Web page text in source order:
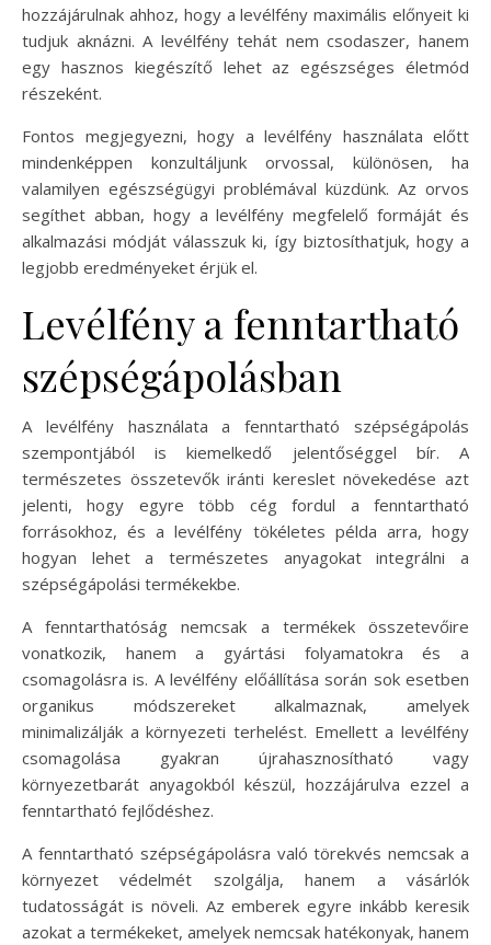
hozzájárulnak ahhoz, hogy a levélfény maximális előnyeit ki
tudjuk aknázni. A levélfény tehát nem csodaszer, hanem
egy hasznos kiegészítő lehet az egészséges életmód
részeként.
Fontos megjegyezni, hogy a levélfény használata előtt
mindenképpen konzultáljunk orvossal, különösen, ha
valamilyen egészségügyi problémával küzdünk. Az orvos
segíthet abban, hogy a levélfény megfelelő formáját és
alkalmazási módját válasszuk ki, így biztosíthatjuk, hogy a
legjobb eredményeket érjük el.
Levélfény a fenntartható
szépségápolásban
A levélfény használata a fenntartható szépségápolás
szempontjából is kiemelkedő jelentőséggel bír. A
természetes összetevők iránti kereslet növekedése azt
jelenti, hogy egyre több cég fordul a fenntartható
forrásokhoz, és a levélfény tökéletes példa arra, hogy
hogyan lehet a természetes anyagokat integrálni a
szépségápolási termékekbe.
A fenntarthatóság nemcsak a termékek összetevőire
vonatkozik, hanem a gyártási folyamatokra és a
csomagolásra is. A levélfény előállítása során sok esetben
organikus módszereket alkalmaznak, amelyek
minimalizálják a környezeti terhelést. Emellett a levélfény
csomagolása gyakran újrahasznosítható vagy
környezetbarát anyagokból készül, hozzájárulva ezzel a
fenntartható fejlődéshez.
A fenntartható szépségápolásra való törekvés nemcsak a
környezet védelmét szolgálja, hanem a vásárlók
tudatosságát is növeli. Az emberek egyre inkább keresik
azokat a termékeket, amelyek nemcsak hatékonyak, hanem